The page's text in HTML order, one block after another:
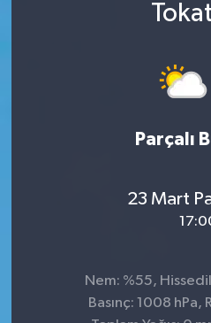
Tokat
Parçalı
23 Mart
Nem: %55,
Basınç: 1008 hPa,